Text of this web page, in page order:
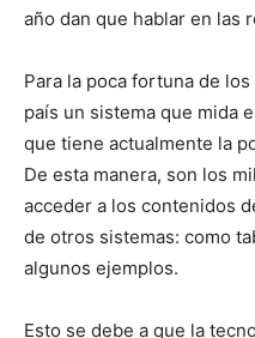
año dan que hablar en las
Para la poca fortuna de
país un sistema que mida
que tiene actualmente la
De esta manera, son los
acceder a los contenidos
de otros sistemas: como
algunos ejemplos.
Esto se debe a que la